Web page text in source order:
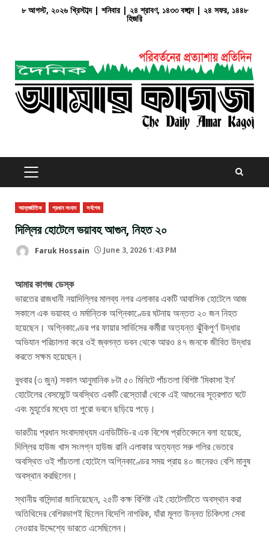
৮ আগস্ট, ২০২৬ খ্রিস্টাব্দ | শনিবার | ২৪ শ্রাবণ, ১৪৩৩ বঙ্গাব্দ | ২৪ সফর, ১৪৪৮
হিজরি
PRIMARY
MENU
আন্তর্জাতিক প্রধান সংবাদ সর্বশেষ
দিল্লির হোটেলে ভয়াবহ আগুন, নিহত ২০
Faruk Hossain June 3, 2026 1:43 PM
আমার কাগজ ডেস্ক
ভারতের রাজধানী নয়াদিল্লির মালব্য নগর এলাকার একটি আবাসিক হোটেলে আজ
সকালে এক ভয়াবহ ও মর্মান্তিক অগ্নিকাণ্ডের ঘটনায় অন্তত ২০ জন নিহত
হয়েছেন। অগ্নিকাণ্ডের পর ফায়ার সার্ভিসের কর্মীরা অত্যন্ত ঝুঁকিপূর্ণ উদ্ধার
অভিযান পরিচালনা করে ওই জ্বলন্ত ভবন থেকে আরও ৪৭ জনকে জীবিত উদ্ধার
করতে সক্ষম হয়েছেন।
বুধবার (৩ জুন) সকাল আনুমানিক ৮টা ৫০ মিনিটে পাঁচতলা বিশিষ্ট ‘মিকাসা ইন’
হোটেলের বেসমেন্টে অবস্থিত একটি রেস্তোরাঁ থেকে এই আগুনের সূত্রপাত ঘটে
এবং মুহূর্তের মধ্যে তা পুরো ভবনে ছড়িয়ে পড়ে।
ভারতীয় প্রধান সংবাদমাধ্যম এনডিটিভি-র এক বিশেষ প্রতিবেদনে বলা হয়েছে,
দিল্লির হাউজ খাস সংলগ্ন হাউজ রানি এলাকার অত্যন্ত সরু গলির ভেতরে
অবস্থিত ওই পাঁচতলা হোটেলে অগ্নিকাণ্ডের সময় প্রায় ৪০ জনেরও বেশি মানুষ
অবস্থান করছিলেন।
স্থানীয় বাসিন্দারা জানিয়েছেন, ২৫টি কক্ষ বিশিষ্ট এই হোটেলটিতে অবস্থান করা
অতিথিদের বেশিরভাগই ছিলেন বিদেশি নাগরিক, যাঁরা মূলত উন্নত চিকিৎসা সেবা
নেওয়ার উদ্দেশ্যে ভারতে এসেছিলেন।